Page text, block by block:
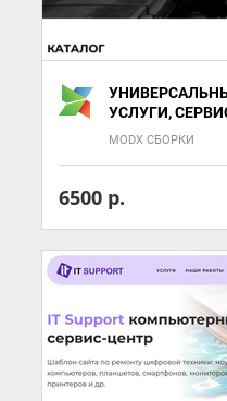
УСЛУГИ,
MODX СБОРКИ
6500 р.